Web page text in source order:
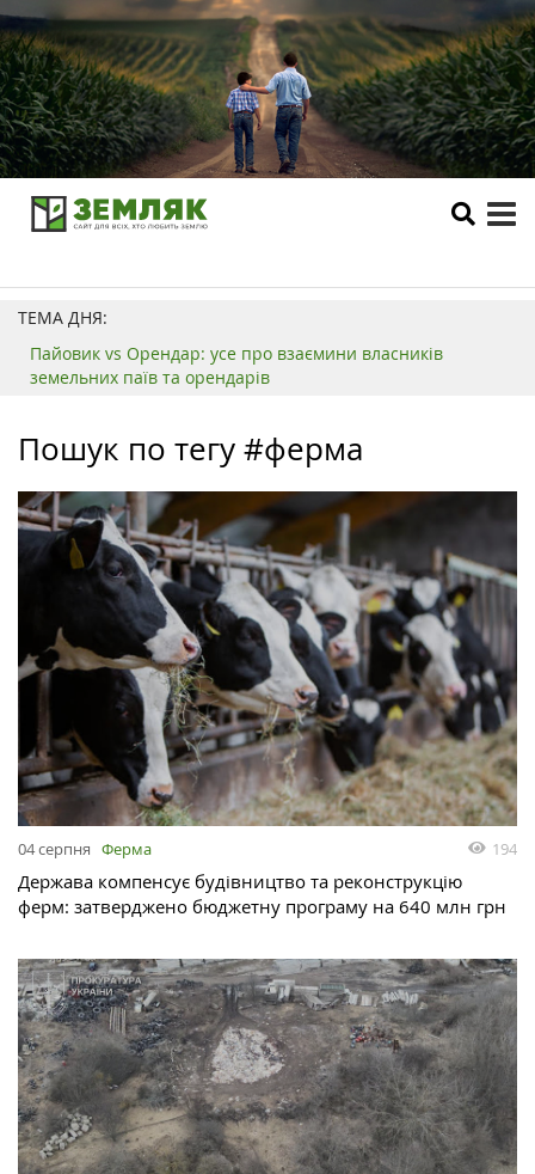
ТЕМА ДНЯ:
Пайовик vs Орендар: усе про взаємини власників
земельних паїв та орендарів
Пошук по тегу #ферма
04 серпня Ферма 194
Держава компенсує будівництво та реконструкцію
ферм: затверджено бюджетну програму на 640 млн грн